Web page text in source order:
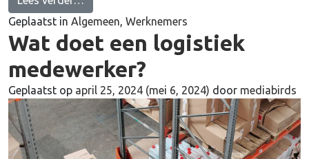
Geplaatst in Algemeen, Werknemers
Wat doet een logistiek
medewerker?
Geplaatst op april 25, 2024 (mei 6, 2024) door mediabirds